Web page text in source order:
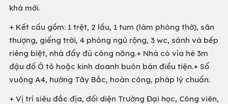
khá mới.
+ Kết cấu gồm: 1 trệt, 2 lầu, 1 tum (làm phòng thờ), sân
thượng, giếng trời, 4 phòng ngủ rộng, 3 wc, sảnh và bếp
riêng biệt, nhà đẩy đủ công năng.+ Nhà có vỉa hè 3m
đậu đổ Ô tô hoặc kinh doanh buôn bán điều tiện.+ Sổ
vuông A4, hướng Tây Bắc, hoàn công, pháp lý chuẩn.
+ Vị trí siêu đắc địa, đối diện Trường Đại học, Công viên,